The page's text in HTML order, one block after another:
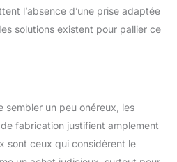
maximal, puis
de votre mélange
Neom Wellbeing choisi.
bouton, votre Pod libère
dans l'atmosphère
parmi une gamme de
sélectionnés
la lumière et le
l’absence d’une prise adaptée
solutions existent pour pallier ce
sembler un peu onéreux, les
fabrication justifient amplement
sont ceux qui considèrent le